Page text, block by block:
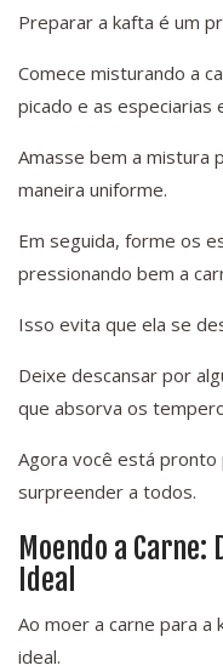
Preparar a kafta é um
Comece misturando a
picado e as especiarias
Amasse bem a mistura
maneira uniforme.
Em seguida, forme os
pressionando bem a
Isso evita que ela se
Deixe descansar por
que absorva os
Agora você está pronto
surpreender a todos.
Moendo a Carne:
Ideal
Ao moer a carne para a
ideal.